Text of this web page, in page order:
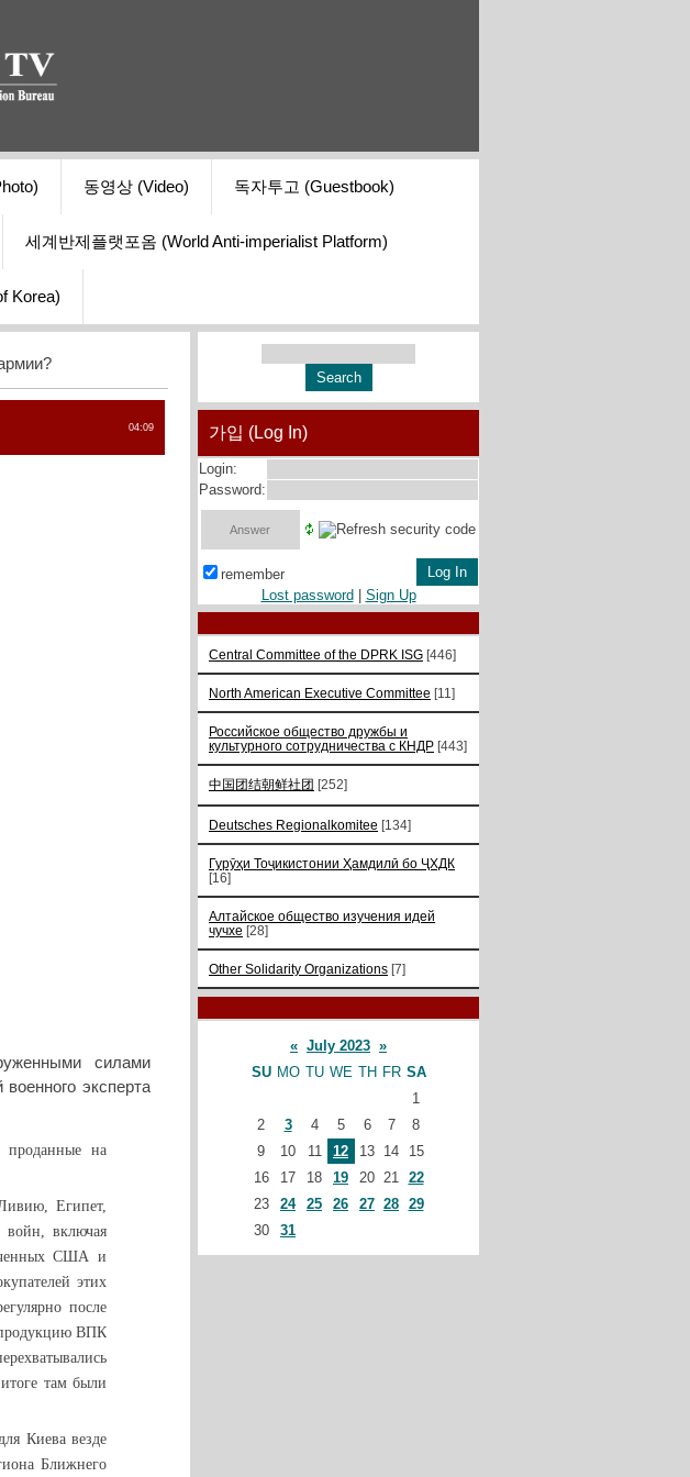
동영상 (Video) 독자투고 (Guestbook)
세계반제플랫포옴 (World Anti-imperialist Platform)
Korea)
04:09
силами
эксперта
проданные на
Египет,
включая
США и
этих
после
ВПК
там были
Киева везде
Ближнего
가입 (Log In)
Login:
Password:
remember
Lost password
Sign Up
Central Committee of the DPRK ISG [446]
North American Executive Committee [11]
Российское общество дружбы и
культурного сотрудничества с КНДР [443]
中国团结朝鲜社团 [252]
Deutsches Regionalkomitee [134]
Гурӯҳи Тоҷикистонии Ҳамдилӣ бо ҶХДК
[16]
Алтайское общество изучения идей
чучхе [28]
Other Solidarity Organizations [7]
« July 2023 »
SU MO TU WE TH FR SA
1
2
3 4 5 6 7
8
9
10 11 12 13 14
15
16
17 18 19 20 21 22
23
24 25 26 27 28 29
30
31